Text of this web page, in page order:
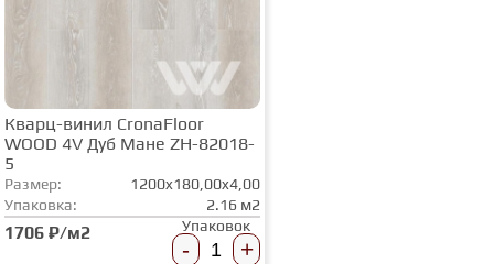
Кварц-винил CronaFloor
WOOD 4V Дуб Мане ZH-82018-
5
Размер:
1200x180,00x4,00
Упаковка:
2.16 м2
1706 ₽/м2 Упаковок
- +